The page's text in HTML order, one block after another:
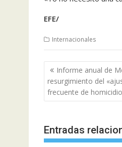
EFE/
Internacionales
Navegación
de
entradas
Informe anual de
resurgimiento del
frecuente de
Entradas